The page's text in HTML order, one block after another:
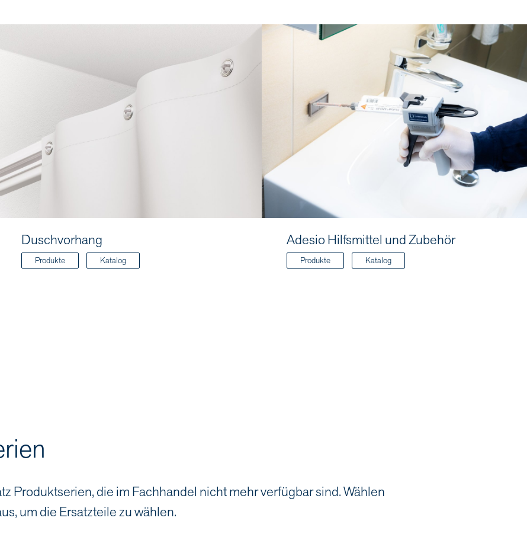
Duschvorhang
Produkte Katalog
Adesio Hilfsmittel und Zubehör
Produkte Katalog
Produktserien, die im Fachhandel nicht mehr verfügbar sind. Wählen
um die Ersatzteile zu wählen.